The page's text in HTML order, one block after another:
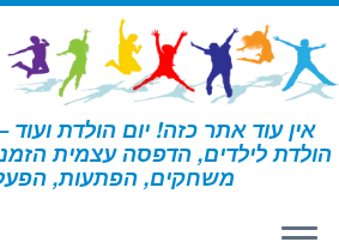
דלג
לתוכן
אין עוד אתר כזה! יום הולדת
הולדת לילדים, הדפסה עצמית
משחקים, הפתעות, דף הבית » בלשים